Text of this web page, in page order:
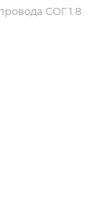
СОГ 1.8